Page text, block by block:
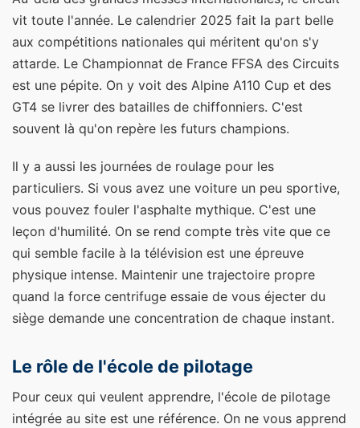
vit toute l'année. Le calendrier 2025 fait la part belle
aux compétitions nationales qui méritent qu'on s'y
attarde. Le Championnat de France FFSA des Circuits
est une pépite. On y voit des Alpine A110 Cup et des
GT4 se livrer des batailles de chiffonniers. C'est
souvent là qu'on repère les futurs champions.
Il y a aussi les journées de roulage pour les
particuliers. Si vous avez une voiture un peu sportive,
vous pouvez fouler l'asphalte mythique. C'est une
leçon d'humilité. On se rend compte très vite que ce
qui semble facile à la télévision est une épreuve
physique intense. Maintenir une trajectoire propre
quand la force centrifuge essaie de vous éjecter du
siège demande une concentration de chaque instant.
Le rôle de l'école de pilotage
Pour ceux qui veulent apprendre, l'école de pilotage
intégrée au site est une référence. On ne vous apprend